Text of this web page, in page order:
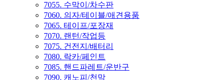
7055. 수막이/차수판
7060. 의자/테이블/애견용품
7065. 테이프/포장재
7070. 랜턴/작업등
7075. 건전지/배터리
7080. 락카/페인트
7085. 핸드파레트/운반구
7090. 캐노피/천막